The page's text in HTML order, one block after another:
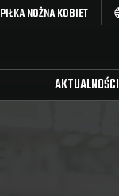
PIŁKA NOŻNA KOBIET
AKTUALNOŚCI